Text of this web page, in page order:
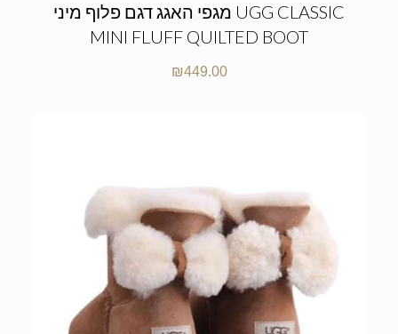
מגפי האגג דגם פלוף מיני UGG CLASSIC
MINI FLUFF QUILTED BOOT
₪449.00